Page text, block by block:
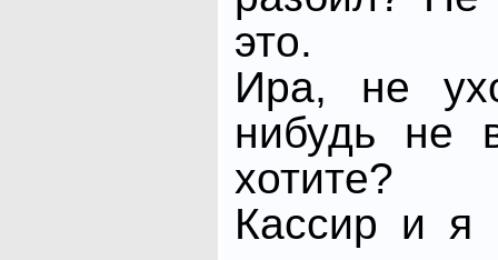
это.
Ира, не
нибудь не
хотите?
Кассир и я